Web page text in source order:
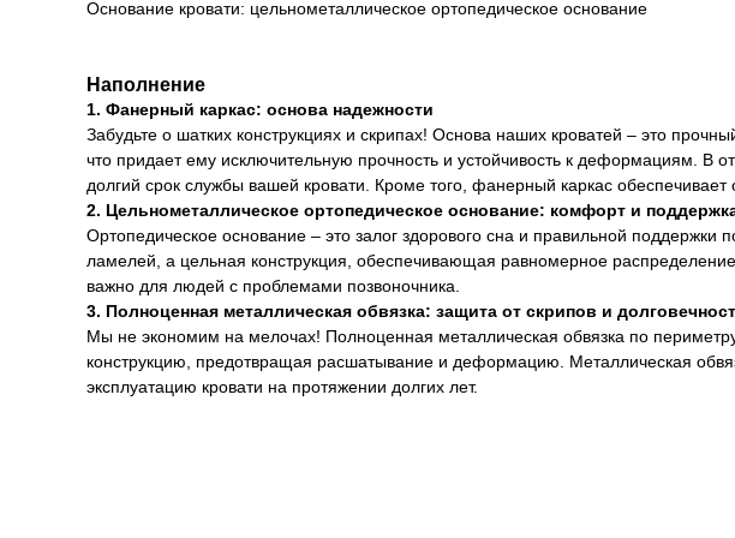
Основание кровати: цельнометаллическое ортопедическое основание
Наполнение
1. Фанерный каркас: основа надежности
Забудьте о шатких конструкциях и скрипах! Основа наших кроватей – это
что придает ему исключительную прочность и устойчивость к деформациям. В
долгий срок службы вашей кровати. Кроме того, фанерный каркас
2. Цельнометаллическое ортопедическое основание: комфорт и
Ортопедическое основание – это залог здорового сна и правильной
ламелей, а цельная конструкция, обеспечивающая равномерное
важно для людей с проблемами позвоночника.
3. Полноценная металлическая обвязка: защита от скрипов и
Мы не экономим на мелочах! Полноценная металлическая обвязка по
конструкцию, предотвращая расшатывание и деформацию. Металлическая
эксплуатацию кровати на протяжении долгих лет.